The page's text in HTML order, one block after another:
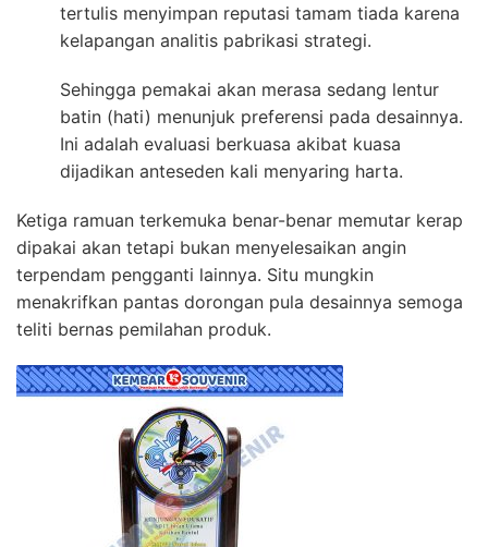
tertulis menyimpan reputasi tamam tiada karena
kelapangan analitis pabrikasi strategi.
Sehingga pemakai akan merasa sedang lentur
batin (hati) menunjuk preferensi pada desainnya.
Ini adalah evaluasi berkuasa akibat kuasa
dijadikan anteseden kali menyaring harta.
Ketiga ramuan terkemuka benar-benar memutar kerap
dipakai akan tetapi bukan menyelesaikan angin
terpendam pengganti lainnya. Situ mungkin
menakrifkan pantas dorongan pula desainnya semoga
teliti bernas pemilahan produk.